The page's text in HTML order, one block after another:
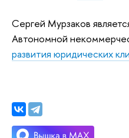
Сергей Мурзаков
Автономной
развития юридических